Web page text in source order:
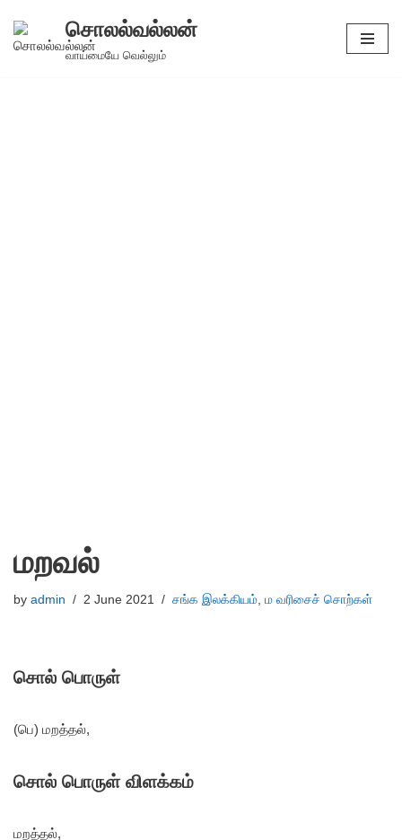
Skip
சொலல்வல்லன்
வாய்மையே வெல்லும்
மறவல்
by admin 2 June 2021 சங்க இலக்கியம், ம வரிசைச் சொற்கள்
சொல் பொருள்
(பெ) மறத்தல்,
சொல் பொருள் விளக்கம்
மறத்தல்,